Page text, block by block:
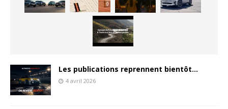
Les publications reprennent bientôt…
4 avril 2026